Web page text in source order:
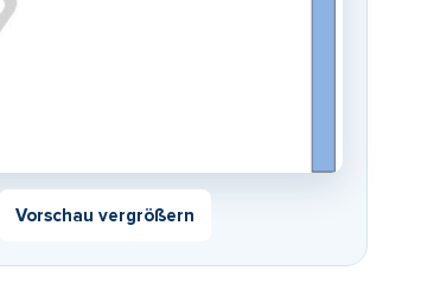
Vorschau vergrößern